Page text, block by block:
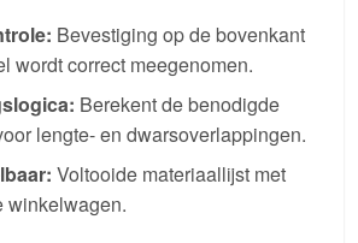
Bevestiging op de bovenkant
wordt correct meegenomen.
Berekent de benodigde
lengte- en dwarsoverlappingen.
Voltooide materiaallijst met
winkelwagen.